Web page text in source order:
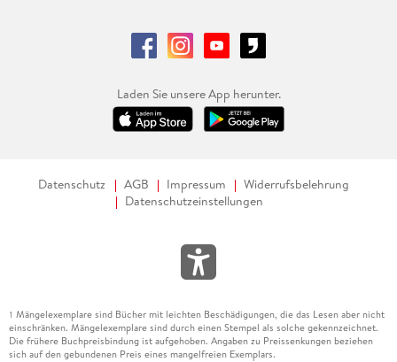
Laden Sie unsere App herunter.
Datenschutz AGB Impressum
Widerrufsbelehrung
Datenschutzeinstellungen
1 Mängelexemplare sind Bücher mit leichten Beschädigungen, die das Lesen aber nicht
einschränken. Mängelexemplare sind durch einen Stempel als solche gekennzeichnet.
Die frühere Buchpreisbindung ist aufgehoben. Angaben zu Preissenkungen beziehen
sich auf den gebundenen Preis eines mangelfreien Exemplars.